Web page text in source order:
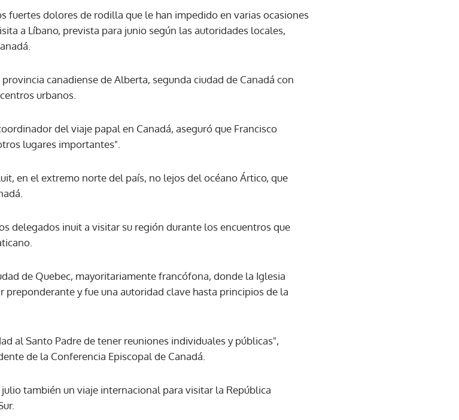
fuertes dolores de rodilla que le han impedido en varias ocasiones
a Líbano, prevista para junio según las autoridades locales,
canadiense de Alberta, segunda ciudad de Canadá con
urbanos.
del viaje papal en Canadá, aseguró que Francisco
lugares importantes".
en el extremo norte del país, no lejos del océano Ártico, que
delegados inuit a visitar su región durante los encuentros que
de Quebec, mayoritariamente francófona, donde la Iglesia
y fue una autoridad clave hasta principios de la
al Santo Padre de tener reuniones individuales y públicas",
de la Conferencia Episcopal de Canadá.
también un viaje internacional para visitar la República